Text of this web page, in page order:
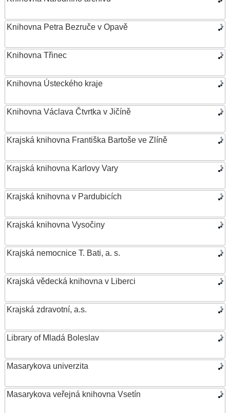
Knihovna Petra Bezruče v Opavě
Knihovna Třinec
Knihovna Ústeckého kraje
Knihovna Václava Čtvrtka v Jičíně
Krajská knihovna Františka Bartoše ve Zlíně
Krajská knihovna Karlovy Vary
Krajská knihovna v Pardubicích
Krajská knihovna Vysočiny
Krajská nemocnice T. Bati, a. s.
Krajská vědecká knihovna v Liberci
Krajská zdravotní, a.s.
Library of Mladá Boleslav
Masarykova univerzita
Masarykova veřejná knihovna Vsetín